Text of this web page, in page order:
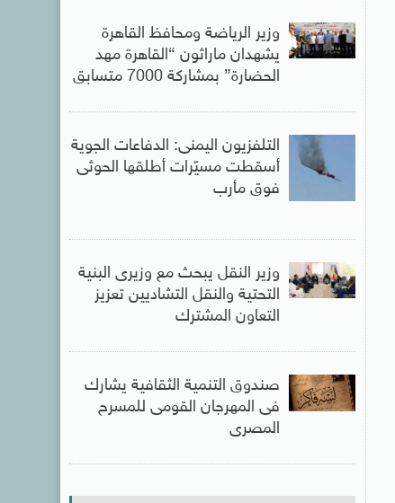
وزير الرياضة ومحافظ القاهرة
يشهدان ماراثون “القاهرة مهد
الحضارة” بمشاركة 7000 متسابق
التلفزيون اليمنى: الدفاعات الجوية
أسقطت مسيّرات أطلقها الحوثى
فوق مأرب
وزير النقل يبحث مع وزيرى البنية
التحتية والنقل التشاديين تعزيز
التعاون المشترك
صندوق التنمية الثقافية يشارك
فى المهرجان القومى للمسرح
المصرى